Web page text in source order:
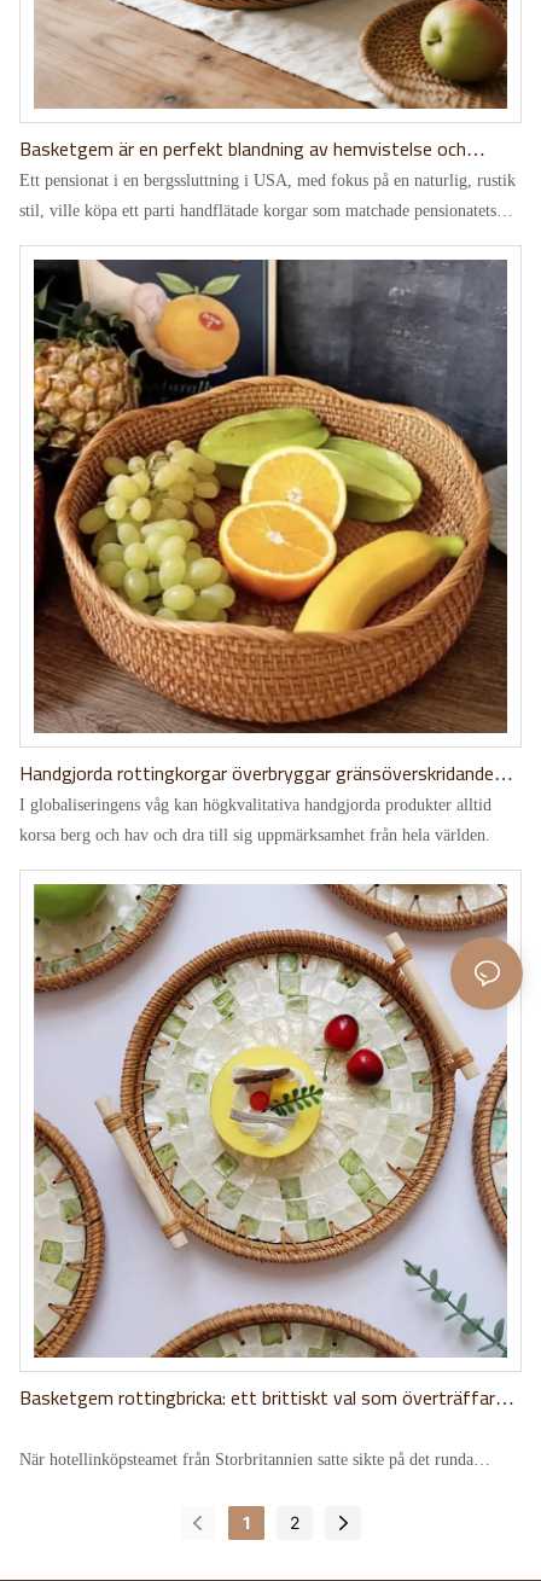
Basketgem är en perfekt blandning av hemvistelse och
naturliga omgivningar!
Ett pensionat i en bergssluttning i USA, med fokus på en naturlig, rustik
stil, ville köpa ett parti handflätade korgar som matchade pensionatets
Handgjorda rottingkorgar överbryggar gränsöverskridande
samarbete, där kunder i Dubai bevittnar hantverket och
kvaliteten
I globaliseringens våg kan högkvalitativa handgjorda produkter alltid
korsa berg och hav och dra till sig uppmärksamhet från hela världen.
Basketgem rottingbricka: ett brittiskt val som överträffar
När hotellinköpsteamet från Storbritannien satte sikte på det runda
kvalitet som sträckte sig tusentals mil. Denna bricka, som blandar
1 2